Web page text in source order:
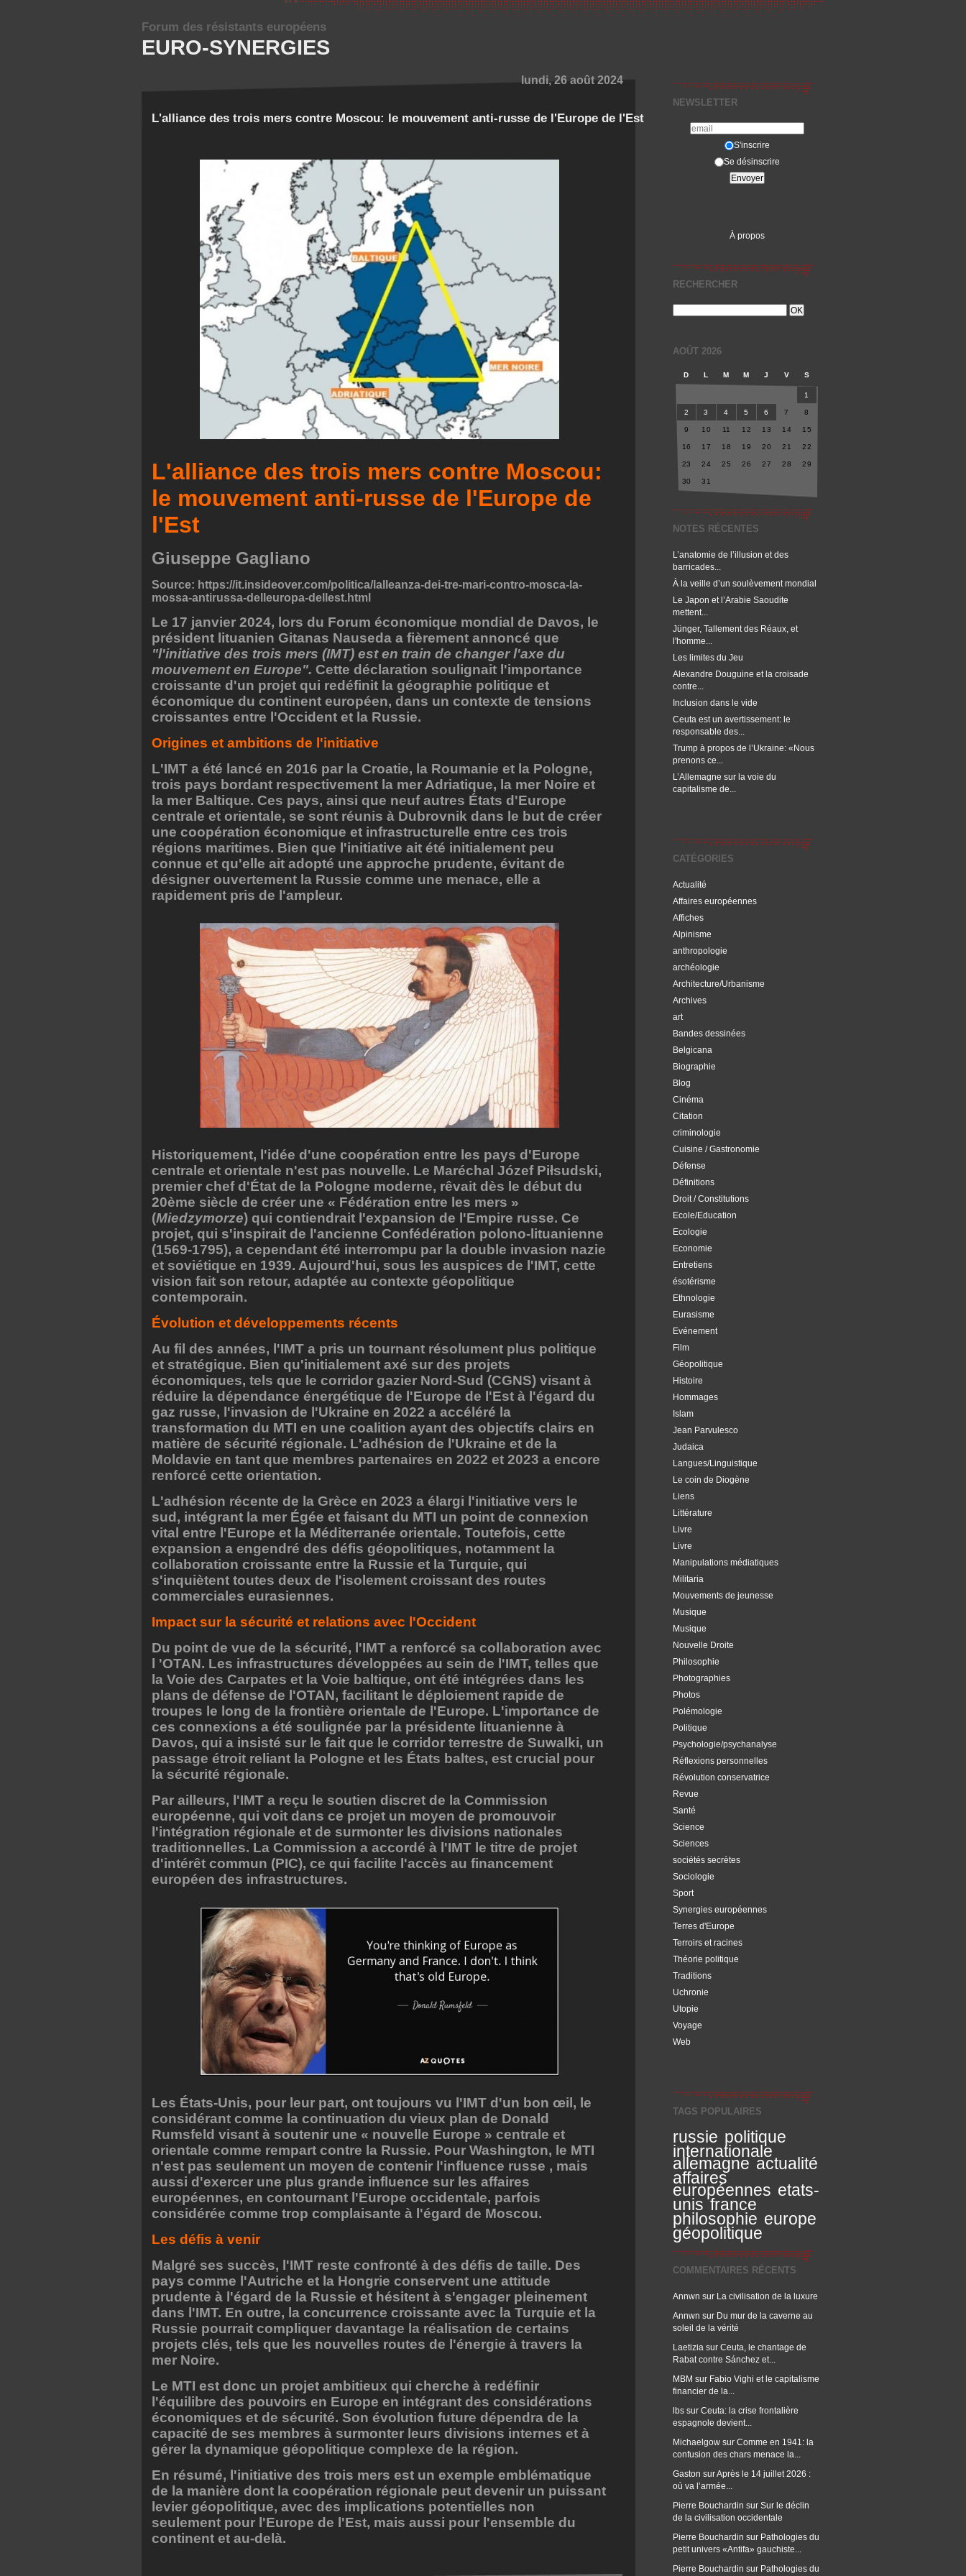
EURO-SYNERGIES
Forum des résistants européens
NEWSLETTER
S'inscrire
Se désinscrire
À propos
RECHERCHER
AOÛT 2026
D L M M J V S
1
2 3 4 5 6 7 8
9 10 11 12 13 14 15
16 17 18 19 20 21 22
23 24 25 26 27 28 29
30 31
NOTES RÉCENTES
L’anatomie de l’illusion et des
barricades...
À la veille d’un soulèvement mondial
Le Japon et l’Arabie Saoudite
mettent...
Jünger, Tallement des Réaux, et
l'homme...
Les limites du Jeu
Alexandre Douguine et la croisade
contre...
Inclusion dans le vide
Ceuta est un avertissement: le
responsable des...
Trump à propos de l’Ukraine: «Nous
prenons ce...
L’Allemagne sur la voie du
capitalisme de...
CATÉGORIES
Actualité
Affaires européennes
Affiches
Alpinisme
anthropologie
archéologie
Architecture/Urbanisme
Archives
art
Bandes dessinées
Belgicana
Biographie
Blog
Cinéma
Citation
criminologie
Cuisine / Gastronomie
Défense
Définitions
Droit / Constitutions
Ecole/Education
Ecologie
Economie
Entretiens
ésotérisme
Ethnologie
Eurasisme
Evénement
Film
Géopolitique
Histoire
Hommages
Islam
Jean Parvulesco
Judaica
Langues/Linguistique
Le coin de Diogène
Liens
Littérature
Livre
Livre
Manipulations médiatiques
Militaria
Mouvements de jeunesse
Musique
Musique
Nouvelle Droite
Philosophie
Photographies
Photos
Polémologie
Politique
Psychologie/psychanalyse
Réflexions personnelles
Révolution conservatrice
Revue
Santé
Science
Sciences
sociétés secrètes
Sociologie
Sport
Synergies européennes
Terres d'Europe
Terroirs et racines
Théorie politique
Traditions
Uchronie
Utopie
Voyage
Web
TAGS POPULAIRES
russie politique
internationale
allemagne actualité
affaires
européennes etats-
unis france
philosophie europe
géopolitique
COMMENTAIRES RÉCENTS
Annwn sur La civilisation de la luxure
Annwn sur Du mur de la caverne au
soleil de la vérité
Laetizia sur Ceuta, le chantage de
Rabat contre Sánchez et...
MBM sur Fabio Vighi et le capitalisme
financier de la...
lbs sur Ceuta: la crise frontalière
espagnole devient...
Michaelgow sur Comme en 1941: la
confusion des chars menace la...
Gaston surAprès le 14 juillet 2026 :
où va l’armée...
Pierre Bouchardin sur Sur le déclin
de la civilisation occidentale
Pierre Bouchardin sur Pathologies du
petit univers «Antifa» gauchiste...
Pierre Bouchardin sur Pathologies du
lundi, 26 août 2024
L'alliance des trois mers contre Moscou: le mouvement anti-russe de l'Europe de l'Est
L'alliance des trois mers contre Moscou:
le mouvement anti-russe de l'Europe de
l'Est
Giuseppe Gagliano
Source: https://it.insideover.com/politica/lalleanza-dei-tre-mari-contro-mosca-la-
mossa-antirussa-delleuropa-dellest.html
Le 17 janvier 2024, lors du Forum économique mondial de Davos, le
président lituanien Gitanas Nauseda a fièrement annoncé que
"l'initiative des trois mers (IMT) est en train de changer l'axe du
mouvement en Europe". Cette déclaration soulignait l'importance
croissante d'un projet qui redéfinit la géographie politique et
économique du continent européen, dans un contexte de tensions
croissantes entre l'Occident et la Russie.
Origines et ambitions de l'initiative
L'IMT a été lancé en 2016 par la Croatie, la Roumanie et la Pologne,
trois pays bordant respectivement la mer Adriatique, la mer Noire et
la mer Baltique. Ces pays, ainsi que neuf autres États d'Europe
centrale et orientale, se sont réunis à Dubrovnik dans le but de créer
une coopération économique et infrastructurelle entre ces trois
régions maritimes. Bien que l'initiative ait été initialement peu
connue et qu'elle ait adopté une approche prudente, évitant de
désigner ouvertement la Russie comme une menace, elle a
rapidement pris de l'ampleur.
Historiquement, l'idée d'une coopération entre les pays d'Europe
centrale et orientale n'est pas nouvelle. Le Maréchal Józef Piłsudski,
premier chef d'État de la Pologne moderne, rêvait dès le début du
20ème siècle de créer une « Fédération entre les mers »
(Miedzymorze) qui contiendrait l'expansion de l'Empire russe. Ce
projet, qui s'inspirait de l'ancienne Confédération polono-lituanienne
(1569-1795), a cependant été interrompu par la double invasion nazie
et soviétique en 1939. Aujourd'hui, sous les auspices de l'IMT, cette
vision fait son retour, adaptée au contexte géopolitique
contemporain.
Évolution et développements récents
Au fil des années, l'IMT a pris un tournant résolument plus politique
et stratégique. Bien qu'initialement axé sur des projets
économiques, tels que le corridor gazier Nord-Sud (CGNS) visant à
réduire la dépendance énergétique de l'Europe de l'Est à l'égard du
gaz russe, l'invasion de l'Ukraine en 2022 a accéléré la
transformation du MTI en une coalition ayant des objectifs clairs en
matière de sécurité régionale. L'adhésion de l'Ukraine et de la
Moldavie en tant que membres partenaires en 2022 et 2023 a encore
renforcé cette orientation.
L'adhésion récente de la Grèce en 2023 a élargi l'initiative vers le
sud, intégrant la mer Égée et faisant du MTI un point de connexion
vital entre l'Europe et la Méditerranée orientale. Toutefois, cette
expansion a engendré des défis géopolitiques, notamment la
collaboration croissante entre la Russie et la Turquie, qui
s'inquiètent toutes deux de l'isolement croissant des routes
commerciales eurasiennes.
Impact sur la sécurité et relations avec l'Occident
Du point de vue de la sécurité, l'IMT a renforcé sa collaboration avec
l 'OTAN. Les infrastructures développées au sein de l'IMT, telles que
la Voie des Carpates et la Voie baltique, ont été intégrées dans les
plans de défense de l'OTAN, facilitant le déploiement rapide de
troupes le long de la frontière orientale de l'Europe. L'importance de
ces connexions a été soulignée par la présidente lituanienne à
Davos, qui a insisté sur le fait que le corridor terrestre de Suwalki, un
passage étroit reliant la Pologne et les États baltes, est crucial pour
la sécurité régionale.
Par ailleurs, l'IMT a reçu le soutien discret de la Commission
européenne, qui voit dans ce projet un moyen de promouvoir
l'intégration régionale et de surmonter les divisions nationales
traditionnelles. La Commission a accordé à l'IMT le titre de projet
d'intérêt commun (PIC), ce qui facilite l'accès au financement
européen des infrastructures.
Les États-Unis, pour leur part, ont toujours vu l'IMT d'un bon œil, le
considérant comme la continuation du vieux plan de Donald
Rumsfeld visant à soutenir une « nouvelle Europe » centrale et
orientale comme rempart contre la Russie. Pour Washington, le MTI
n'est pas seulement un moyen de contenir l'influence russe , mais
aussi d'exercer une plus grande influence sur les affaires
européennes, en contournant l'Europe occidentale, parfois
considérée comme trop complaisante à l'égard de Moscou.
Les défis à venir
Malgré ses succès, l'IMT reste confronté à des défis de taille. Des
pays comme l'Autriche et la Hongrie conservent une attitude
prudente à l'égard de la Russie et hésitent à s'engager pleinement
dans l'IMT. En outre, la concurrence croissante avec la Turquie et la
Russie pourrait compliquer davantage la réalisation de certains
projets clés, tels que les nouvelles routes de l'énergie à travers la
mer Noire.
Le MTI est donc un projet ambitieux qui cherche à redéfinir
l'équilibre des pouvoirs en Europe en intégrant des considérations
économiques et de sécurité. Son évolution future dépendra de la
capacité de ses membres à surmonter leurs divisions internes et à
gérer la dynamique géopolitique complexe de la région.
En résumé, l'initiative des trois mers est un exemple emblématique
de la manière dont la coopération régionale peut devenir un puissant
levier géopolitique, avec des implications potentielles non
seulement pour l'Europe de l'Est, mais aussi pour l'ensemble du
continent et au-delà.